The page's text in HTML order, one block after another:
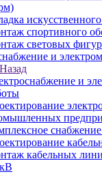
искусственного
спортивного
световых фигур
и
Назад
и
кабельных